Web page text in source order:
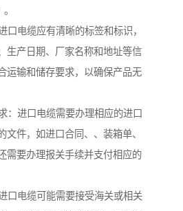
口电缆应有清晰的标签和标识，
生产日期、厂家名称和地址等信
运输和储存要求，以确保产品无
：进口电缆需要办理相应的进口
文件，如进口合同、、装箱单、
需要办理报关手续并支付相应的
口电缆可能需要接受海关或相关